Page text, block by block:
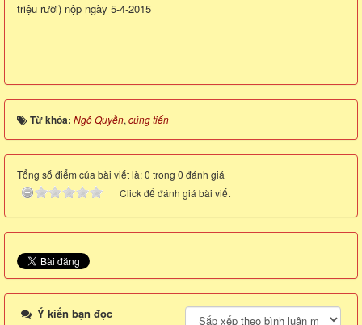
triệu rưỡi) nộp ngày 5-4-2015
-
Từ khóa: Ngô Quyền, cúng tiến
Tổng số điểm của bài viết là: 0 trong 0 đánh giá
Click để đánh giá bài viết
Ý kiến bạn đọc